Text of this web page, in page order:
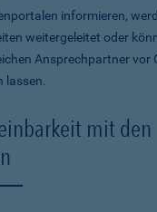
informieren,
weitergeleitet oder
Ansprechpartner vor
lassen.
mit den